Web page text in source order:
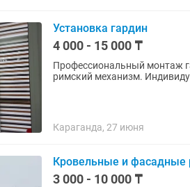
Установка гардин
4 000 - 15 000 ₸
Профессиональный монтаж
римский механизм.
Караганда, 27 июня
Кровельные и фасадные
3 000 - 10 000 ₸